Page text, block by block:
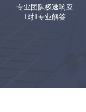
专业团队极速响应
1对1专业解答